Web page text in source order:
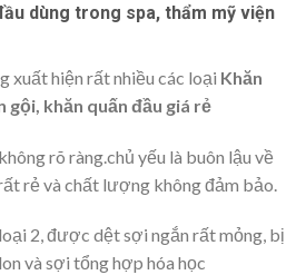
dùng trong spa, thẩm mỹ viện
xuất hiện rất nhiều các loại Khăn
gội, khăn quấn đầu giá rẻ
rõ ràng.chủ yếu là buôn lậu về
rẻ và chất lượng không đảm bảo.
2, được dệt sợi ngắn rất mỏng, bị
và sợi tổng hợp hóa học